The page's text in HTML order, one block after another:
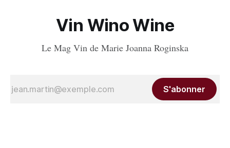
Vin Wino Wine
Le Mag Vin de Marie Joanna Roginska
S'abonner